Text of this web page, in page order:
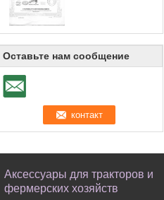
Оставьте нам сообщение
Аксессуары для тракторов и
фермерских хозяйств